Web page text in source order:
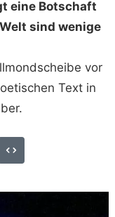
eine Botschaft
sind wenige
vor
Text in
Code